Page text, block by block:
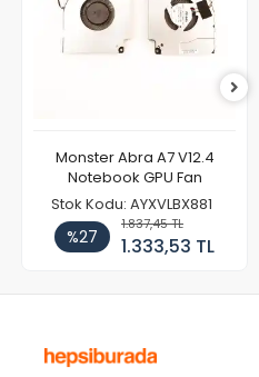
Monster Abra A7 V12.4
Notebook GPU Fan
Stok Kodu: AYXVLBX881
%27
1.837,45 TL
1.333,53 TL